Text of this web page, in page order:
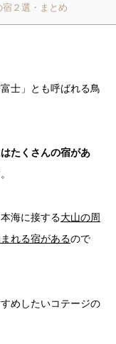
２選・まとめ
士」とも呼ばれる鳥
たくさんの宿があ
海に接する大山の周
れる宿があるので
めしたいコテージの